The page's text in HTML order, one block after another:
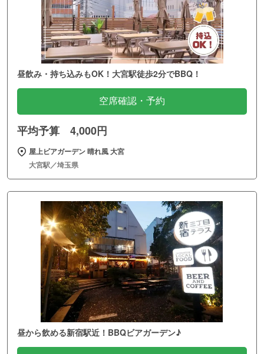
昼飲み・持ち込みもOK！大宮駅徒歩2分でBBQ！
空席確認・予約
平均予算 4,000円
屋上ビアガーデン 晴れ風 大宮
大宮駅／埼玉県
昼から飲める新宿駅近！BBQビアガーデン♪